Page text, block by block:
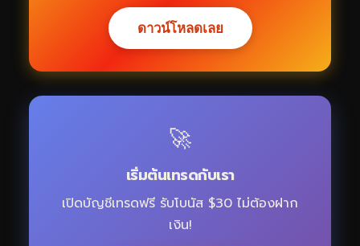
ดาวน์โหลดเลย
🚀
เริ่มต้นเทรดกับเรา
เปิดบัญชีเทรดฟรี รับโบนัส $30 ไม่ต้องฝาก
เงิน!